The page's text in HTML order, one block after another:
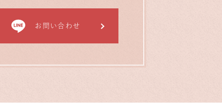
お問い合わせ